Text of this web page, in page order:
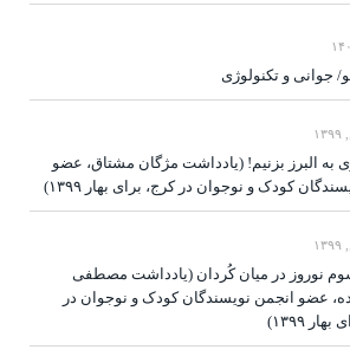
جوانی و تکنولوژی
به البرز بزنیم! (یادداشت مژگان مشتاق، عضو
کودک و نوجوان در کرج، برای بهار ۱۳۹۹)
نوروز در میان کُردان (یادداشت مصطفی
عضو انجمن نویسندگان کودک و نوجوان در
۱۳۹۹)